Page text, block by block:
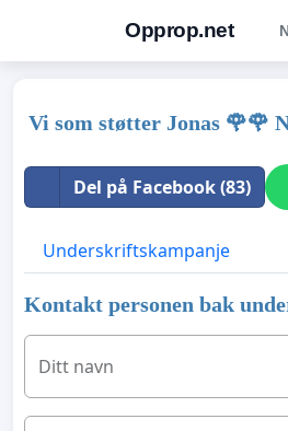
Opprop.net
Vi som støtter Jonas 🌹🌹
Del på Facebook (83)
Underskriftskampanje
Kontakt personen bak
Ditt navn